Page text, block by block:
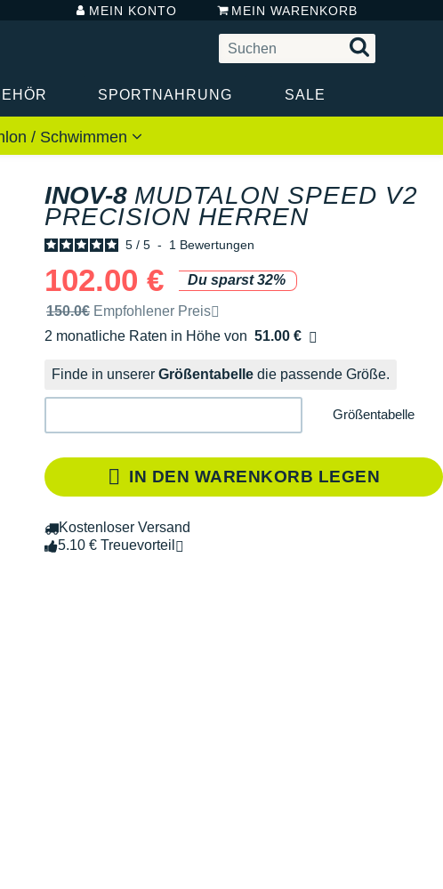
MEIN KONTO MEIN WARENKORB
SPORTNAHRUNG SALE
/ Schwimmen
INOV-8 MUDTALON SPEED V2
PRECISION HERREN
5 / 5 - 1 Bewertungen
102.00 €
Du sparst 32%
Unverbindliche Preisempfehlung der Marke
150.0€ Empfohlener Preis
2 monatliche Raten in Höhe von 51.00 €
Ohne Zusatzkosten
Finde in unserer Größentabelle die passende Größe.
Größentabelle
IN DEN WARENKORB LEGEN
Kostenloser Versand
5.10 € Treuevorteil